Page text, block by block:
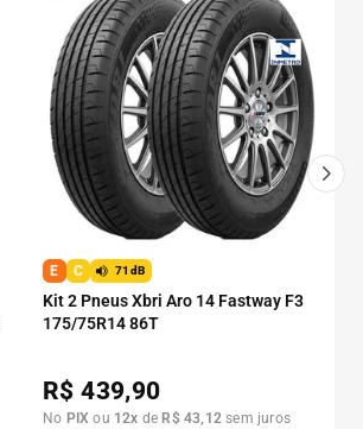
E C 71dB
Kit 2 Pneus Xbri Aro 14 Fastway F3
175/75R14 86T
R$439,90
No PIX ou 12x de R$ 43, 12 sem juros